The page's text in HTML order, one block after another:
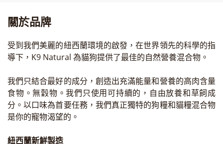
關於品牌
受到我們美麗的紐西蘭環境的啟發，在世界領先的科學的指
導下，K9 Natural 為貓狗提供了最佳的自然營養混合物。
我們只結合最好的成分，創造出充滿能量和營養的高肉含量
食物。無穀物。我們只使用可持續的，自由放養和草飼成
分。以口味為首要任務，我們真正獨特的狗糧和貓糧混合物
是你的寵物渴望的。
紐西蘭新鮮製造